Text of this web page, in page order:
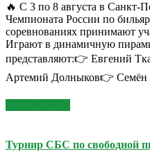
🔥 С 3 по 8 августа в Санкт-
Чемпионата России по
соревнованиях принимают
Играют в динамичную
представляют:👉 Евгений
Артемий Долныков👉
Турнир СБС по свободной